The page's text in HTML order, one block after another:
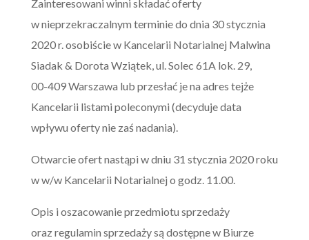
Zainteresowani winni składać oferty
w nieprzekraczalnym terminie do dnia 30 stycznia
2020 r. osobiście w Kancelarii Notarialnej Malwina
Siadak & Dorota Wziątek, ul. Solec 61A lok. 29,
00-409 Warszawa lub przesłać je na adres tejże
Kancelarii listami poleconymi (decyduje data
wpływu oferty nie zaś nadania).
Otwarcie ofert nastąpi w dniu 31 stycznia 2020 roku
w w/w Kancelarii Notarialnej o godz. 11.00.
Opis i oszacowanie przedmiotu sprzedaży
oraz regulamin sprzedaży są dostępne w Biurze